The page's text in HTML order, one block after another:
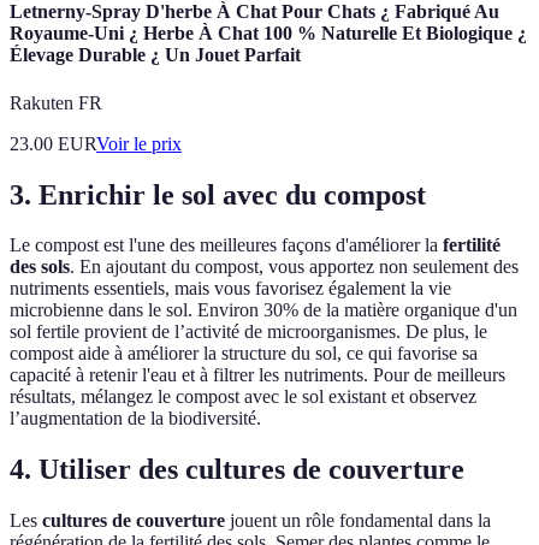
Letnerny-Spray D'herbe À Chat Pour Chats ¿ Fabriqué Au
Royaume-Uni ¿ Herbe À Chat 100 % Naturelle Et Biologique ¿
Élevage Durable ¿ Un Jouet Parfait
Rakuten FR
23.00 EURVoir le prix
3. Enrichir le sol avec du compost
Le compost est l'une des meilleures façons d'améliorer la fertilité
des sols. En ajoutant du compost, vous apportez non seulement des
nutriments essentiels, mais vous favorisez également la vie
microbienne dans le sol. Environ 30% de la matière organique d'un
sol fertile provient de l’activité de microorganismes. De plus, le
compost aide à améliorer la structure du sol, ce qui favorise sa
capacité à retenir l'eau et à filtrer les nutriments. Pour de meilleurs
résultats, mélangez le compost avec le sol existant et observez
l’augmentation de la biodiversité.
4. Utiliser des cultures de couverture
Les cultures de couverture jouent un rôle fondamental dans la